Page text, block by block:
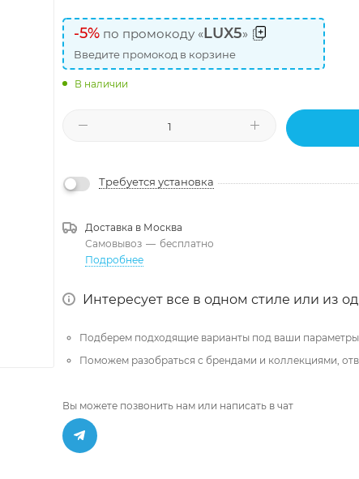
-5% по промокоду «LUX5»
Введите промокод в корзине
В наличии
Требуется установка
Доставка в Москва
Самовывоз — бесплатно
Подробнее
Интересует все в одном стиле или из
Подберем подходящие варианты под ваши параметры.
Поможем разобраться с брендами и коллекциями,
Вы можете позвонить нам или написать в чат